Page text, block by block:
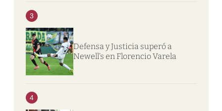
3
Defensa y Justicia superó a
Newell’s en Florencio Varela
4